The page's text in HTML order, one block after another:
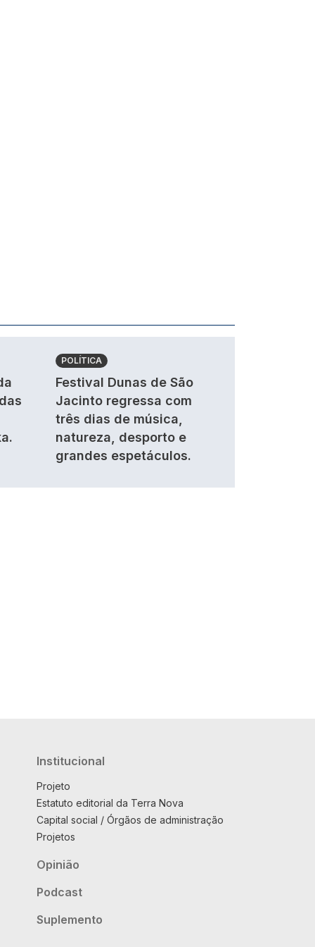
POLÍTICA
Festival Dunas de São
Jacinto regressa com
três dias de música,
natureza, desporto e
grandes espetáculos.
Institucional
Projeto
Estatuto editorial da Terra Nova
Capital social / Órgãos de administração
Projetos
Opinião
Podcast
Suplemento